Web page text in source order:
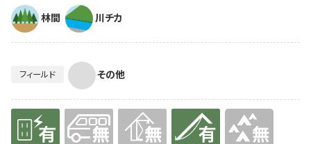
林間 川チカ
フィールド その他
有り 無